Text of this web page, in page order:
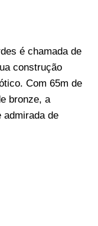
é chamada de
construção
Com 65m de
bronze, a
admirada de